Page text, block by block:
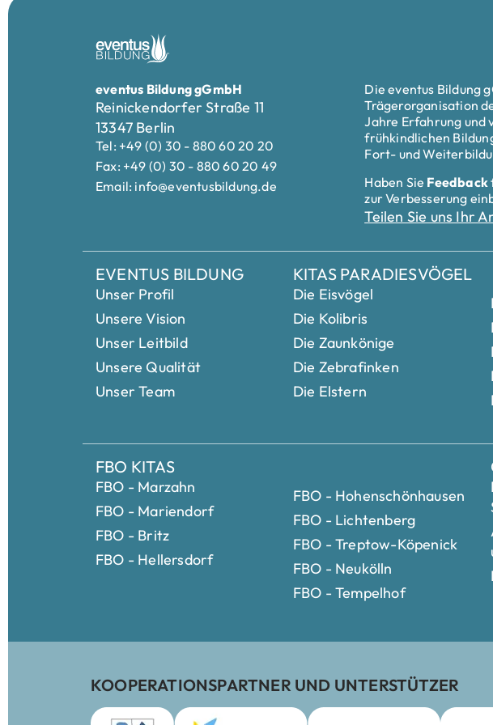
eventus Bildung gGmbH
Reinickendorfer Straße 11
13347 Berlin
Tel: +49 (0) 30 - 880 60 20 20
Fax: +49 (0) 30 - 880 60 20 49
Email: info@eventusbildung.de
Die eventus Bildung
Trägerorganisation
Jahre Erfahrung und
frühkindlichen
Fort- und
Haben Sie Feedback
zur Verbesserung
Teilen Sie uns Ihr
EVENTUS BILDUNG
Unser Profil
Unsere Vision
Unser Leitbild
Unsere Qualität
Unser Team
KITAS PARADIESVÖGEL
Die Eisvögel
Die Kolibris
Die Zaunkönige
Die Zebrafinken
Die Elstern
FBO KITAS
FBO - Marzahn
FBO - Mariendorf
FBO - Britz
FBO - Hellersdorf
FBO - Hohenschönhausen
FBO - Lichtenberg
FBO - Treptow-Köpenick
FBO - Neukölln
FBO - Tempelhof
KOOPERATIONSPARTNER UND UNTERSTÜTZER